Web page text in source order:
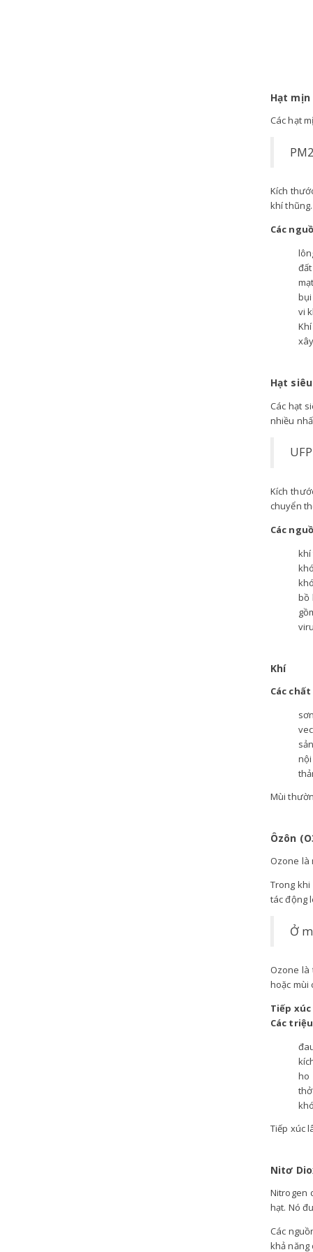
Hạt mịn
Các hạt
Kích
khí
Các
đất
vi
Hạt
Các hạt
nhiều
Kích
chuyển
Các
khí
bồ
Khí
Các
sơn
Mùi
Ôzôn
Ozone là
Trong
tác động
Ở
Ozone là
hoặc mùi
Tiếp
Các
ho
Tiếp xúc
Nitơ
Nitrogen
hạt. Nó
Các
khả năng